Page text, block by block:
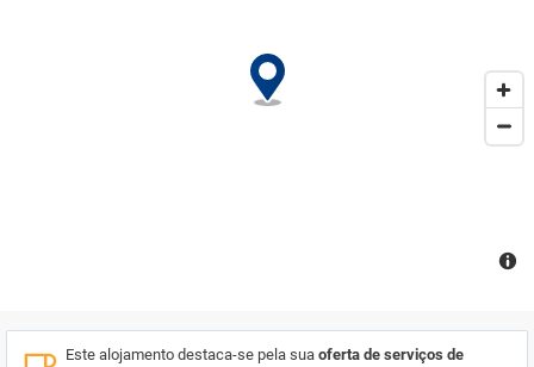
porto natural de pesca e desportivo que não perdeu o seu
encanto, apesar da modernização. Além disso, oferece uma
grande variedade de bares, restaurantes e lojas, sem esquecer as
Este alojamento destaca-se pela sua oferta de serviços de